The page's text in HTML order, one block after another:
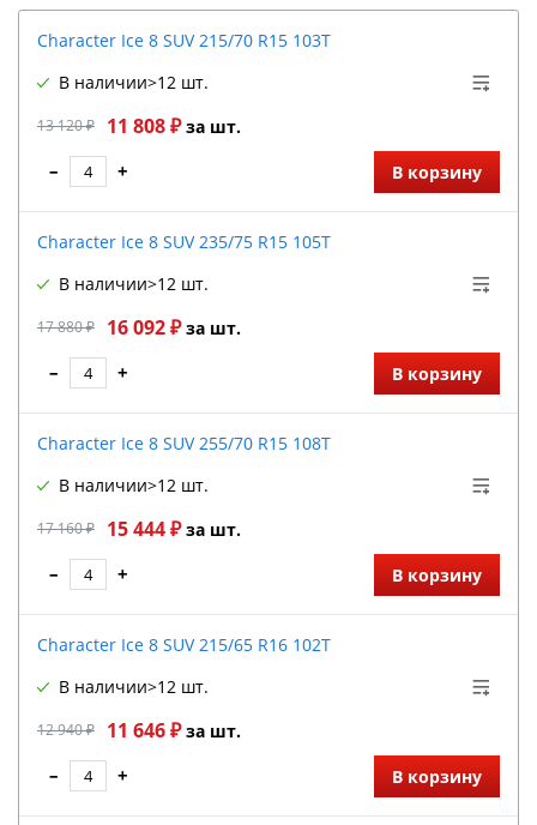
Character Ice 8 SUV 215/70 R15 103T
13 120 ₽ 11 808 ₽за шт.
В наличии>12 шт.
– + В корзину
Character Ice 8 SUV 235/75 R15 105T
17 880 ₽ 16 092 ₽за шт.
В наличии>12 шт.
– + В корзину
Character Ice 8 SUV 255/70 R15 108T
17 160 ₽ 15 444 ₽за шт.
В наличии>12 шт.
– + В корзину
Character Ice 8 SUV 215/65 R16 102T
12 940 ₽ 11 646 ₽за шт.
В наличии>12 шт.
– + В корзину